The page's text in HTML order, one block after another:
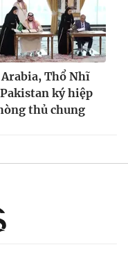
Arabia, Thổ Nhĩ
ký hiệp
thủ chung